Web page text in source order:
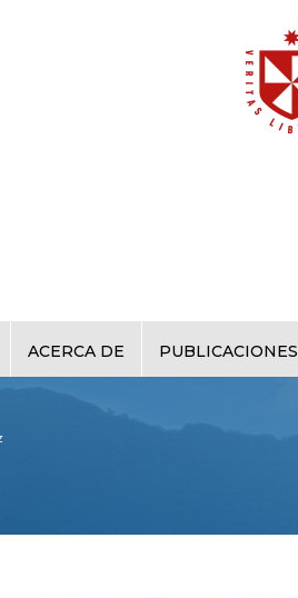
ACERCA DE PUBLICACIONES